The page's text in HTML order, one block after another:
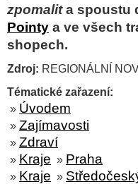
zpomalita spoustu
Pointy a ve všech
shopech.
Zdroj: REGIONÁLNÍ
Tématické zařazení:
» Úvodem
» Zajímavosti
» Zdraví
» Kraje » Praha
» Kraje »